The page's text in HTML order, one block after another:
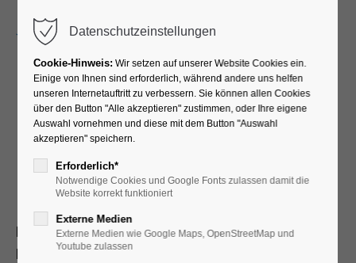
Mit Muskelkraft
unterwegs
Rad-Vergnügen pur
Erkunden Sie die sehenswerte ADFC zertifizierte
RadReiseRegion Hellwegbörde, die für ihr dichtes Netz gut
Datenschutzeinstellungen
Cookie-Hinweis: Wir setzen auf unserer Website Cookies ein.
Einige von Ihnen sind erforderlich, während andere uns helfen
unseren Internetauftritt zu verbessern. Sie können allen Cookies
über den Button "Alle akzeptieren" zustimmen, oder Ihre eigene
Auswahl vornehmen und diese mit dem Button "Auswahl
akzeptieren" speichern.
Erforderlich*
Notwendige Cookies und Google Fonts zulassen damit die
Website korrekt funktioniert
Externe Medien
Externe Medien wie Google Maps, OpenStreetMap und
Youtube zulassen